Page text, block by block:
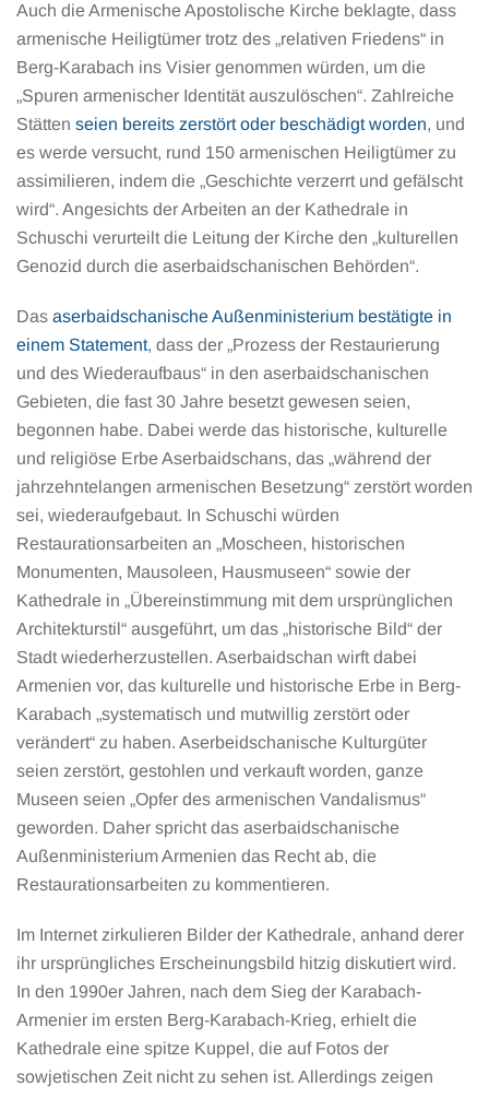
Auch die Armenische Apostolische Kirche beklagte, dass
armenische Heiligtümer trotz des „relativen Friedens“ in
Berg-Karabach ins Visier genommen würden, um die
„Spuren armenischer Identität auszulöschen“. Zahlreiche
Stätten seien bereits zerstört oder beschädigt worden, und
es werde versucht, rund 150 armenischen Heiligtümer zu
assimilieren, indem die „Geschichte verzerrt und gefälscht
wird“. Angesichts der Arbeiten an der Kathedrale in
Schuschi verurteilt die Leitung der Kirche den „kulturellen
Genozid durch die aserbaidschanischen Behörden“.
Das aserbaidschanische Außenministerium bestätigte in
einem Statement, dass der „Prozess der Restaurierung
und des Wiederaufbaus“ in den aserbaidschanischen
Gebieten, die fast 30 Jahre besetzt gewesen seien,
begonnen habe. Dabei werde das historische, kulturelle
und religiöse Erbe Aserbaidschans, das „während der
jahrzehntelangen armenischen Besetzung“ zerstört worden
sei, wiederaufgebaut. In Schuschi würden
Restaurationsarbeiten an „Moscheen, historischen
Monumenten, Mausoleen, Hausmuseen“ sowie der
Kathedrale in „Übereinstimmung mit dem ursprünglichen
Architekturstil“ ausgeführt, um das „historische Bild“ der
Stadt wiederherzustellen. Aserbaidschan wirft dabei
Armenien vor, das kulturelle und historische Erbe in Berg-
Karabach „systematisch und mutwillig zerstört oder
verändert“ zu haben. Aserbeidschanische Kulturgüter
seien zerstört, gestohlen und verkauft worden, ganze
Museen seien „Opfer des armenischen Vandalismus“
geworden. Daher spricht das aserbaidschanische
Außenministerium Armenien das Recht ab, die
Restaurationsarbeiten zu kommentieren.
Im Internet zirkulieren Bilder der Kathedrale, anhand derer
ihr ursprüngliches Erscheinungsbild hitzig diskutiert wird.
In den 1990er Jahren, nach dem Sieg der Karabach-
Armenier im ersten Berg-Karabach-Krieg, erhielt die
Kathedrale eine spitze Kuppel, die auf Fotos der
sowjetischen Zeit nicht zu sehen ist. Allerdings zeigen